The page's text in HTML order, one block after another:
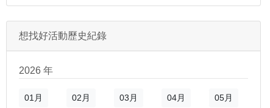
想找好活動歷史紀錄
2026 年
01月 02月 03月 04月 05月